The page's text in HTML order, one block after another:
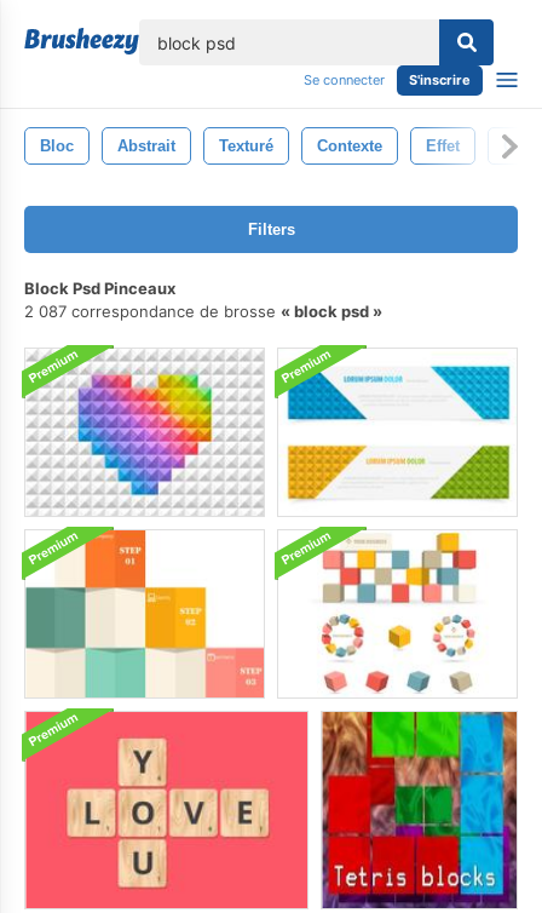
Se connecter S'inscrire
Bloc Abstrait Texturé Contexte Effet
Filters
Block Psd Pinceaux
2 087 correspondance de brosse
block psd